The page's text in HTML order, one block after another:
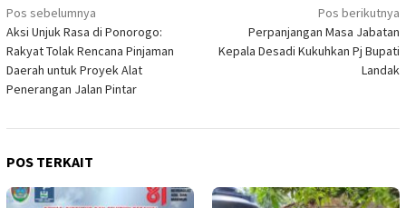
Navigasi
pos
Pos sebelumnya
Aksi Unjuk Rasa di Ponorogo:
Rakyat Tolak Rencana Pinjaman
Daerah untuk Proyek Alat
Penerangan Jalan Pintar
Pos berikutnya
Perpanjangan Masa Jabatan
Kepala Desadi Kukuhkan Pj Bupati
Landak
POS TERKAIT